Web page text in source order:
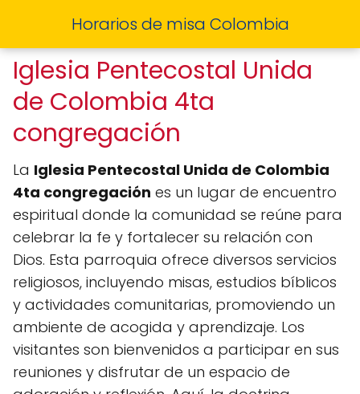
Horarios de misa Colombia
Iglesia Pentecostal Unida
de Colombia 4ta
congregación
La Iglesia Pentecostal Unida de Colombia
4ta congregación es un lugar de encuentro
espiritual donde la comunidad se reúne para
celebrar la fe y fortalecer su relación con
Dios. Esta parroquia ofrece diversos servicios
religiosos, incluyendo misas, estudios bíblicos
y actividades comunitarias, promoviendo un
ambiente de acogida y aprendizaje. Los
visitantes son bienvenidos a participar en sus
reuniones y disfrutar de un espacio de